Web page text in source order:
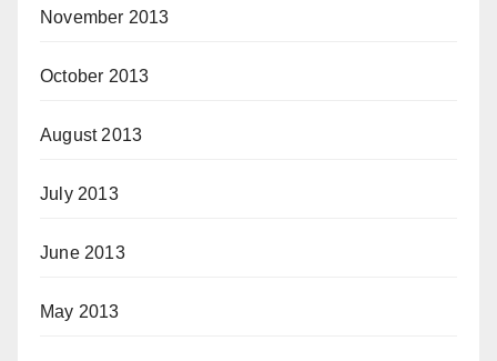
November 2013
October 2013
August 2013
July 2013
June 2013
May 2013